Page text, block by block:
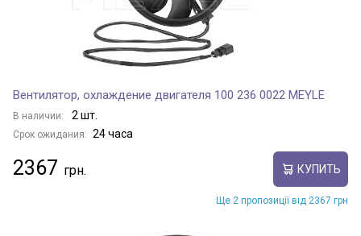
Вентилятор, охлаждение двигателя 100 236 0022 MEYLE
В наличии: 2 шт.
Срок ожидания: 24 часа
2367 КУПИТЬ
Ще 2 пропозиції від 2367 грн